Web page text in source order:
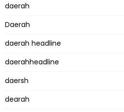
daerah
Daerah
daerah headline
daerahheadline
daersh
dearah